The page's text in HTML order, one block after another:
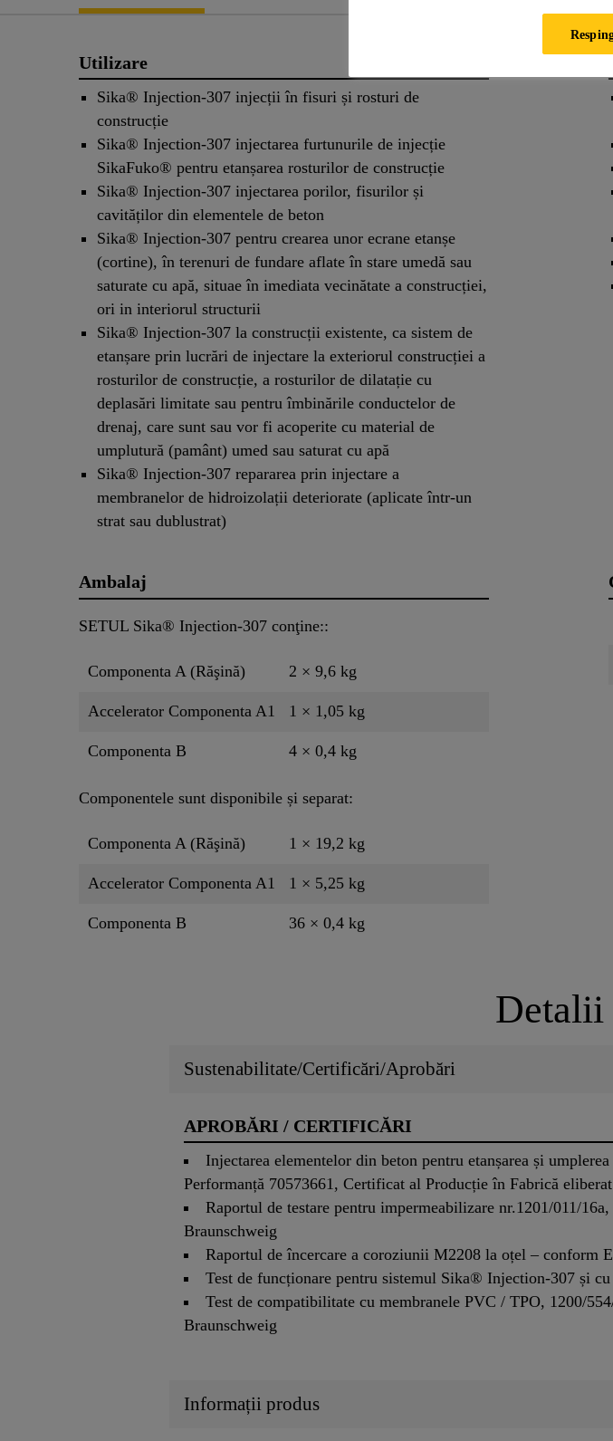
Utilizare
Sika® Injection-307 injecții în fisuri și rosturi de
construcție
Sika® Injection-307 injectarea furtunurile de injecție
SikaFuko® pentru etanșarea rosturilor de construcție
Sika® Injection-307 injectarea porilor, fisurilor și
cavităților din elementele de beton
Sika® Injection-307 pentru crearea unor ecrane etanșe
(cortine), în terenuri de fundare aflate în stare umedă sau
saturate cu apă, situae în imediata vecinătate a construcției,
ori in interiorul structurii
Sika® Injection-307 la construcții existente, ca sistem de
etanșare prin lucrări de injectare la exteriorul construcției a
rosturilor de construcție, a rosturilor de dilatație cu
deplasări limitate sau pentru îmbinările conductelor de
drenaj, care sunt sau vor fi acoperite cu material de
umplutură (pamânt) umed sau saturat cu apă
Sika® Injection-307 repararea prin injectare a
membranelor de hidroizolații deteriorate (aplicate într-un
strat sau dublustrat)
Ambalaj
SETUL Sika® Injection-307 conţine::
Componenta A (Răşină) 2 × 9,6 kg
Accelerator Componenta A1 1 × 1,05 kg
Componenta B 4 × 0,4 kg
Componentele sunt disponibile și separat:
Componenta A (Răşină) 1 × 19,2 kg
Accelerator Componenta A1 1 × 5,25 kg
Componenta B 36 × 0,4 kg
Detalii
Sustenabilitate/Certificări/Aprobări
APROBĂRI / CERTIFICĂRI
Injectarea elementelor din beton pentru etanșarea și
Performanță 70573661, Certificat al Producție în Fabrică
Raportul de testare pentru impermeabilizare nr.1201/011/
Braunschweig
Raportul de încercare a coroziunii M2208 la oțel – conform
Test de funcționare pentru sistemul Sika® Injection-307 și
Test de compatibilitate cu membranele PVC / TPO, 1200/
Braunschweig
Informații produs